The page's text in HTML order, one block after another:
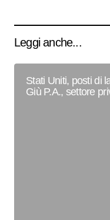
Leggi anche...
Stati Uniti, posti di
Giù P.A., settore